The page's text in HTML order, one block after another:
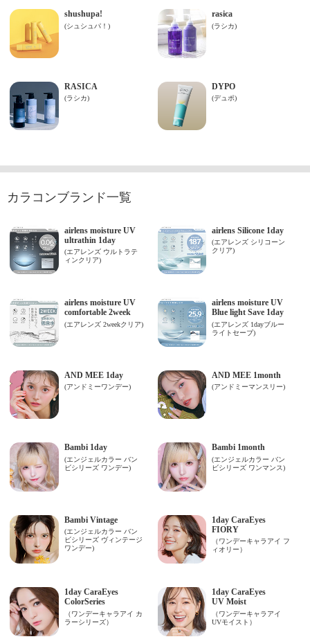
カラコンブランド一覧